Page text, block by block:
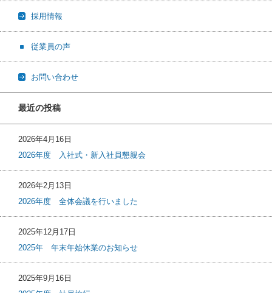
採用情報
従業員の声
お問い合わせ
最近の投稿
2026年4月16日
2026年度 入社式・新入社員懇親会
2026年2月13日
2026年度 全体会議を行いました
2025年12月17日
2025年 年末年始休業のお知らせ
2025年9月16日